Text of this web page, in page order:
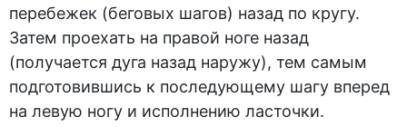
перебежек (беговых шагов) назад по кругу.
Затем проехать на правой ноге назад
(получается дуга назад наружу), тем самым
подготовившись к последующему шагу вперед
на левую ногу и исполнению ласточки.